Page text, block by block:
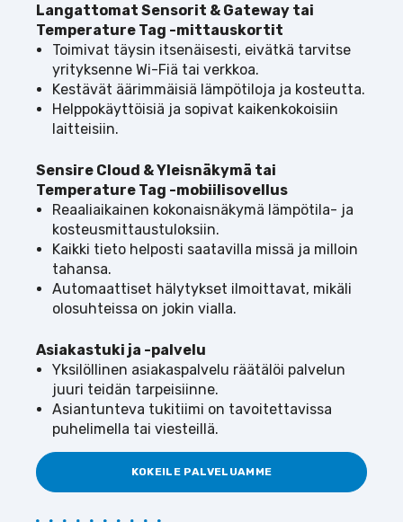
Langattomat Sensorit & Gateway tai
Temperature Tag -mittauskortit
Toimivat täysin itsenäisesti, eivätkä tarvitse
yrityksenne Wi-Fiä tai verkkoa.
Kestävät äärimmäisiä lämpötiloja ja kosteutta.
Helppokäyttöisiä ja sopivat kaikenkokoisiin
laitteisiin.
Sensire Cloud & Yleisnäkymä tai
Temperature Tag -mobiilisovellus
Reaaliaikainen kokonaisnäkymä lämpötila- ja
kosteusmittaustuloksiin.
Kaikki tieto helposti saatavilla missä ja milloin
tahansa.
Automaattiset hälytykset ilmoittavat, mikäli
olosuhteissa on jokin vialla.
Asiakastuki ja -palvelu
Yksilöllinen asiakaspalvelu räätälöi palvelun
juuri teidän tarpeisiinne.
Asiantunteva tukitiimi on tavoitettavissa
puhelimella tai viesteillä.
KOKEILE PALVELUAMME